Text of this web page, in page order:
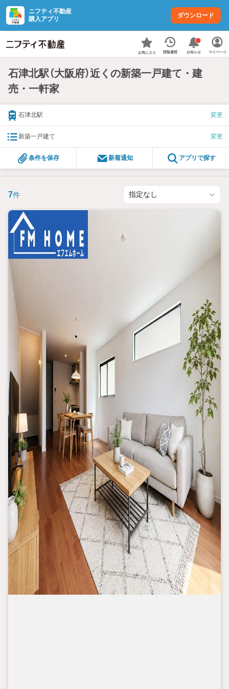
ニフティ不動産
購入アプリ
ダウンロード
お気に入り 閲覧履歴 お知らせ マイページ
石津北駅（大阪府）近くの新築一戸建て・建
売・一軒家
石津北駅 変更
新築一戸建て 変更
条件を保存 新着通知 アプリで探す
7件